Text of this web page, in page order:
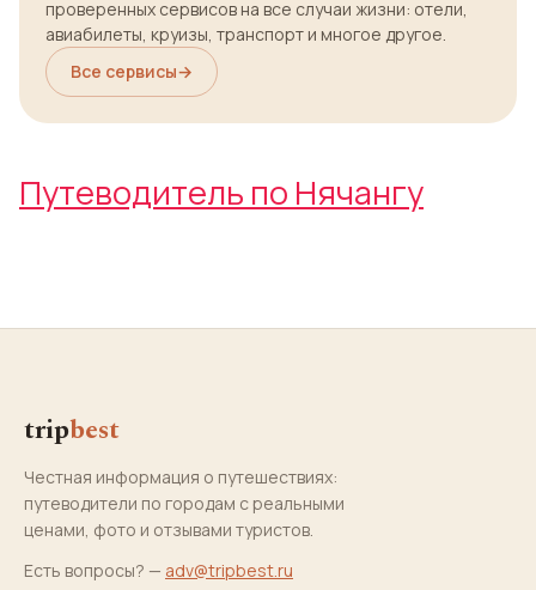
проверенных сервисов на все случаи жизни: отели,
авиабилеты, круизы, транспорт и многое другое.
Все сервисы→
Путеводитель по Нячангу
tripbest
Честная информация о путешествиях:
путеводители по городам с реальными
ценами, фото и отзывами туристов.
Есть вопросы? — adv@tripbest.ru